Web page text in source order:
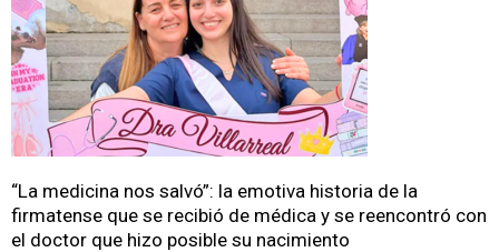
“La medicina nos salvó”: la emotiva historia de la
firmatense que se recibió de médica y se reencontró con
el doctor que hizo posible su nacimiento